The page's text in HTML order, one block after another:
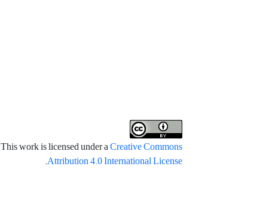
This work is licensed under aCreative Commons
Attribution 4.0 International License
.